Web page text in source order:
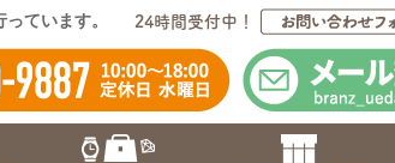
ています。 24時間受付中！